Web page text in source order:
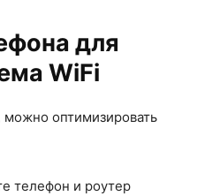
для
WiFi
оптимизировать
телефон и роутер